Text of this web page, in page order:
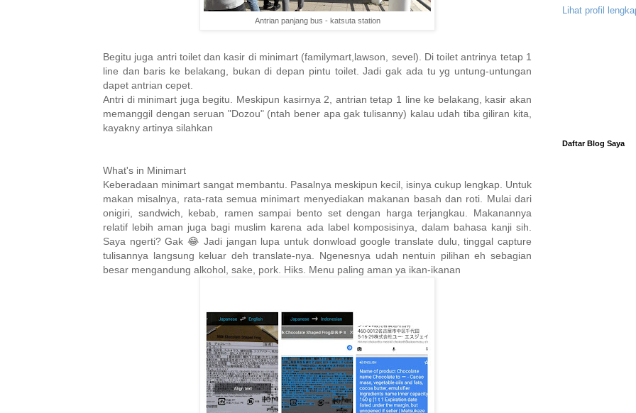
Antrian panjang bus - katsuta station
Begitu juga antri toilet dan kasir di minimart (familymart,lawson, sevel). Di toilet antrinya tetap 1
line dan baris ke belakang, bukan di depan pintu toilet. Jadi gak ada tu yg untung-untungan
dapet antrian cepet.
Antri di minimart juga begitu. Meskipun kasirnya 2, antrian tetap 1 line ke belakang, kasir akan
memanggil dengan seruan "Dozou" (ntah bener apa gak tulisanny) kalau udah tiba giliran kita,
kayakny artinya silahkan
What's in Minimart
Keberadaan minimart sangat membantu. Pasalnya meskipun kecil, isinya cukup lengkap. Untuk
makan misalnya, rata-rata semua minimart menyediakan makanan basah dan roti. Mulai dari
onigiri, sandwich, kebab, ramen sampai bento set dengan harga terjangkau. Makanannya
relatif lebih aman juga bagi muslim karena ada label komposisinya, dalam bahasa kanji sih.
Saya ngerti? Gak 😂 Jadi jangan lupa untuk donwload google translate dulu, tinggal capture
tulisannya langsung keluar deh translate-nya. Ngenesnya udah nentuin pilihan eh sebagian
besar mengandung alkohol, sake, pork. Hiks. Menu paling aman ya ikan-ikanan
Lihat profil
Daftar Blog Saya